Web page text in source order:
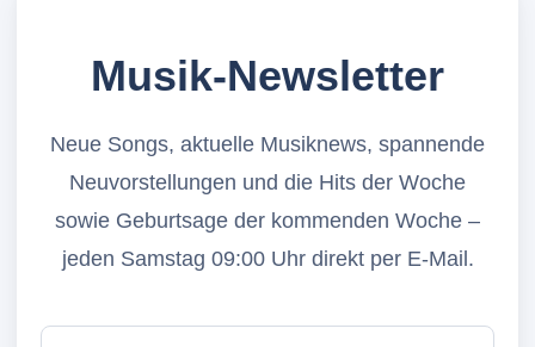
Musik-Newsletter
Neue Songs, aktuelle Musiknews, spannende
Neuvorstellungen und die Hits der Woche
sowie Geburtsage der kommenden Woche –
jeden Samstag 09:00 Uhr direkt per E-Mail.